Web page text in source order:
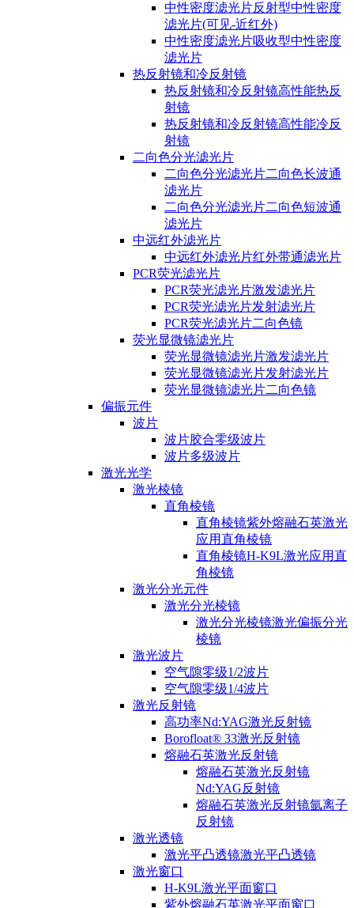
中性密度滤光片反射型中性密度
滤光片(可见-近红外)
中性密度滤光片吸收型中性密度
滤光片
热反射镜和冷反射镜
热反射镜和冷反射镜高性能热反
射镜
热反射镜和冷反射镜高性能冷反
射镜
二向色分光滤光片
二向色分光滤光片二向色长波通
滤光片
二向色分光滤光片二向色短波通
滤光片
中远红外滤光片
中远红外滤光片红外带通滤光片
PCR荧光滤光片
PCR荧光滤光片激发滤光片
PCR荧光滤光片发射滤光片
PCR荧光滤光片二向色镜
荧光显微镜滤光片
荧光显微镜滤光片激发滤光片
荧光显微镜滤光片发射滤光片
荧光显微镜滤光片二向色镜
偏振元件
波片
波片胶合零级波片
波片多级波片
激光光学
激光棱镜
直角棱镜
直角棱镜紫外熔融石英激光
应用直角棱镜
直角棱镜H-K9L激光应用直
角棱镜
激光分光元件
激光分光棱镜
激光分光棱镜激光偏振分光
棱镜
激光波片
空气隙零级1/2波片
空气隙零级1/4波片
激光反射镜
高功率Nd:YAG激光反射镜
Borofloat® 33激光反射镜
熔融石英激光反射镜
熔融石英激光反射镜
Nd:YAG反射镜
熔融石英激光反射镜氩离子
反射镜
激光透镜
激光平凸透镜激光平凸透镜
激光窗口
H-K9L激光平面窗口
紫外熔融石英激光平面窗口